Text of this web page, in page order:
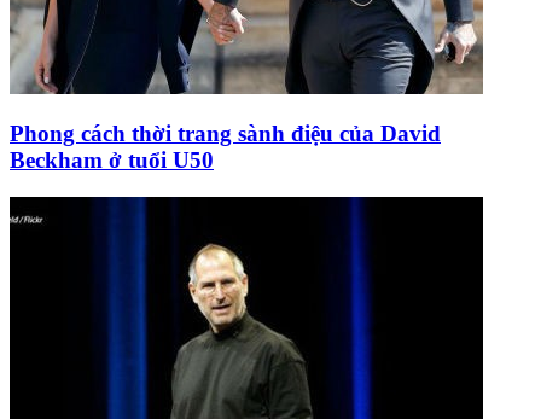
Phong cách thời trang sành điệu của David
Beckham ở tuổi U50